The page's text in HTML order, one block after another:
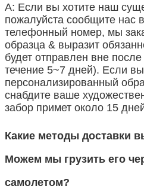
А: Если вы хотите наш
пожалуйста сообщите нас
телефонный номер, мы
образца & выразит
будет отправлен вне
течение 5~7 дней). Если
персонализированный
снабдите ваше
забор примет около 15
Какие методы доставки
Можем мы грузить его
самолетом?